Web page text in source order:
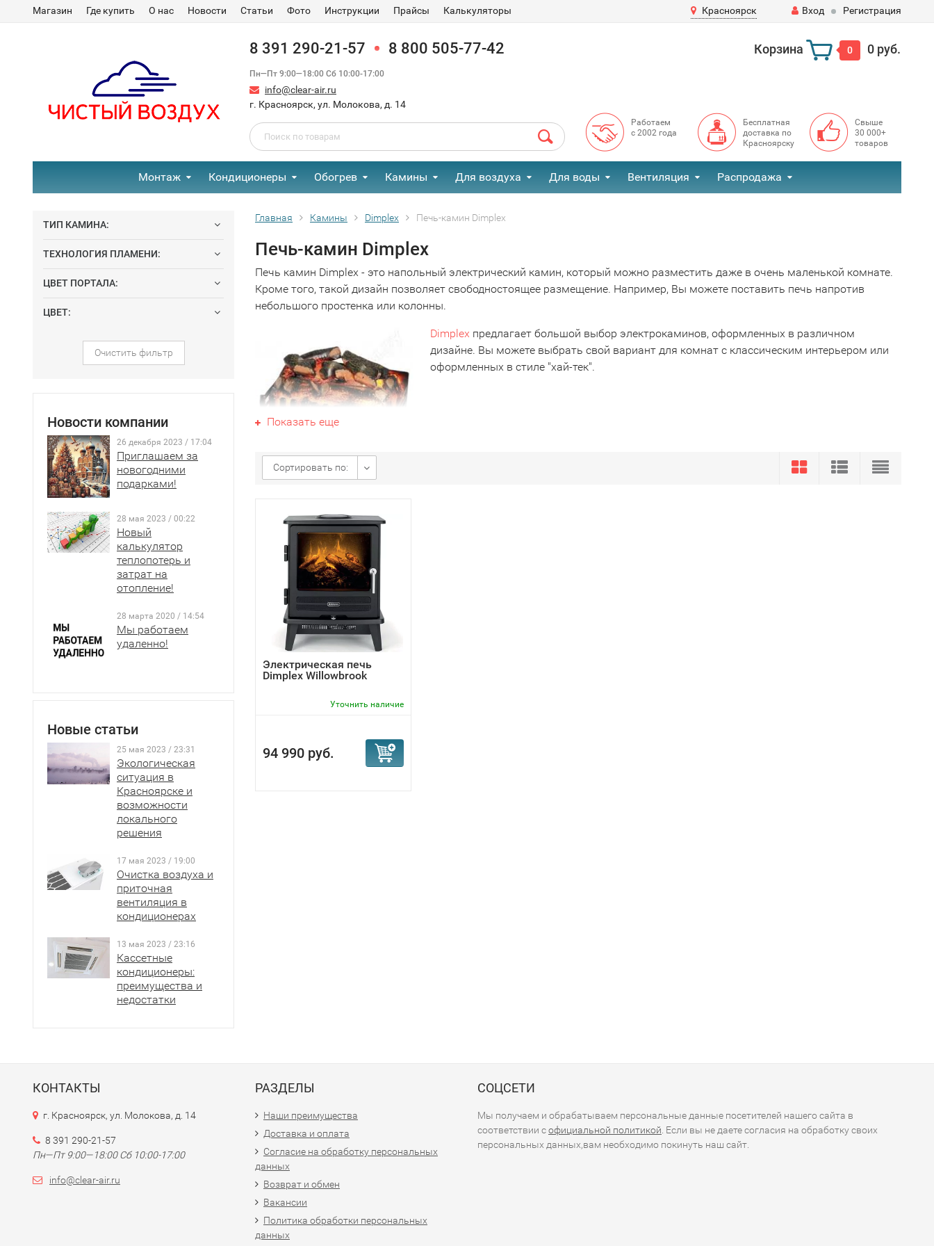
Магазин Где купить О нас Новости Статьи Фото Инструкции Прайсы Калькуляторы Красноярск Вход Регистрация
8 391 290-21-57 8 800 505-77-42
Пн—Пт 9:00—18:00 Сб 10:00-17:00
info@clear-air.ru
г. Красноярск, ул. Молокова, д. 14
Корзина 0 0 руб.
Работаем
с 2002 года
Бесплатная
доставка по
Красноярску
Свыше
30 000+
товаров
Монтаж Кондиционеры Обогрев Камины Для воздуха Для воды Вентиляция Распродажа
ТИП КАМИНА:
ТЕХНОЛОГИЯ ПЛАМЕНИ:
ЦВЕТ ПОРТАЛА:
ЦВЕТ:
Очистить фильтр
Новости компании
26 декабря 2023 / 17:04
Приглашаем за
новогодними
подарками!
28 мая 2023 / 00:22
Новый
калькулятор
теплопотерь и
затрат на
отопление!
28 марта 2020 / 14:54
Мы работаем
удаленно!
Новые статьи
25 мая 2023 / 23:31
Экологическая
ситуация в
Красноярске и
возможности
локального
решения
17 мая 2023 / 19:00
Очистка воздуха и
приточная
вентиляция в
кондиционерах
13 мая 2023 / 23:16
Кассетные
кондиционеры:
преимущества и
недостатки
Главная Камины Dimplex Печь-камин Dimplex
Печь-камин Dimplex
Печь камин Dimplex - это напольный электрический камин, который можно разместить даже в очень маленькой комнате.
Кроме того, такой дизайн позволяет свободностоящее размещение. Например, Вы можете поставить печь напротив
небольшого простенка или колонны.
Dimplex предлагает большой выбор электрокаминов, оформленных в различном
дизайне. Вы можете выбрать свой вариант для комнат с классическим интерьером или
оформленных в стиле "хай-тек".
Показать еще
Сортировать по:
Электрическая печь
Dimplex Willowbrook
Уточнить наличие
94 990 руб.
КОНТАКТЫ
г. Красноярск, ул. Молокова, д. 14
8 391 290-21-57
Пн—Пт 9:00—18:00 Сб 10:00-17:00
info@clear-air.ru
РАЗДЕЛЫ
Наши преимущества
Доставка и оплата
Согласие на обработку персональных
данных
Возврат и обмен
Вакансии
Политика обработки персональных
данных
СОЦСЕТИ
Мы получаем и обрабатываем персональные данные посетителей нашего сайта в
соответствии софициальной политикой . Если вы не даете согласия на обработку своих
персональных данных,вам необходимо покинуть наш сайт.